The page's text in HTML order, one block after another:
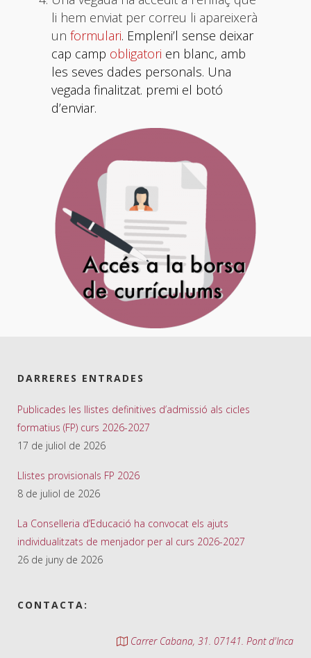
li hem enviat per correu li apareixerà
un formulari. Empleni’l sense deixar
cap camp obligatori en blanc, amb
les seves dades personals. Una
vegada finalitzat. premi el botó
d’enviar.
DARRERES ENTRADES
Publicades les llistes definitives d’admissió als cicles
formatius (FP) curs 2026-2027
17 de juliol de 2026
Llistes provisionals FP 2026
8 de juliol de 2026
La Conselleria d’Educació ha convocat els ajuts
individualitzats de menjador per al curs 2026-2027
26 de juny de 2026
CONTACTA:
Carrer Cabana, 31. 07141. Pont d'Inca